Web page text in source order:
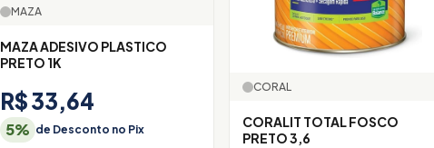
MAZA
MAZA ADESIVO PLASTICO
PRETO 1K
R$ 33,64
5% de Desconto no Pix
CORAL
CORALIT TOTAL FOSCO
PRETO 3,6